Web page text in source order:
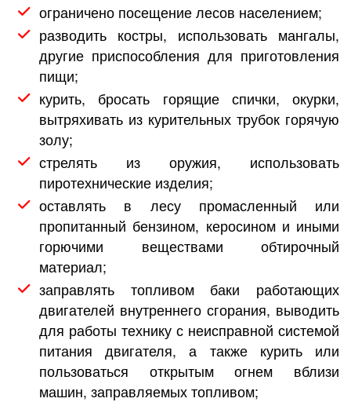
ограничено посещение лесов населением;
разводить костры, использовать мангалы,
другие приспособления для приготовления
пищи;
курить, бросать горящие спички, окурки,
вытряхивать из курительных трубок горячую
золу;
стрелять из оружия, использовать
пиротехнические изделия;
оставлять в лесу промасленный или
пропитанный бензином, керосином и иными
горючими веществами обтирочный
материал;
заправлять топливом баки работающих
двигателей внутреннего сгорания, выводить
для работы технику с неисправной системой
питания двигателя, а также курить или
пользоваться открытым огнем вблизи
машин, заправляемых топливом;